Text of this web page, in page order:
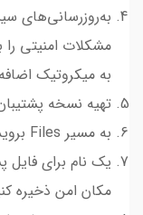
به‌روزرسانی‌های
مشکلات امنیتی
به میکروتیک
تهیه نسخه
به مسیر Files بروید و روی دکمه “Backup” کلیک کنید.
یک نام برای فایل
مکان امن ذخیره